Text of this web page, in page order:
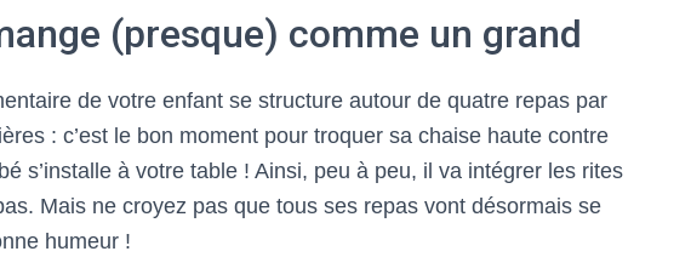
(presque) comme un grand
de votre enfant se structure autour de quatre repas par
: c’est le bon moment pour troquer sa chaise haute contre
s’installe à votre table ! Ainsi, peu à peu, il va intégrer les rites
Mais ne croyez pas que tous ses repas vont désormais se
humeur !